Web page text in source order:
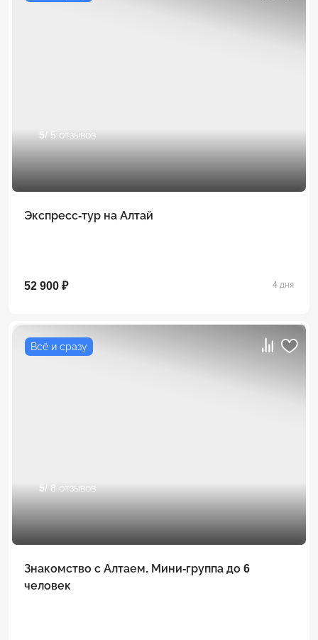
5/ 5 отзывов
Экспресс-тур на Алтай
52 900 ₽ 4 дня
Всё и сразу
5/ 8 отзывов
Знакомство с Алтаем. Мини-группа до 6
человек